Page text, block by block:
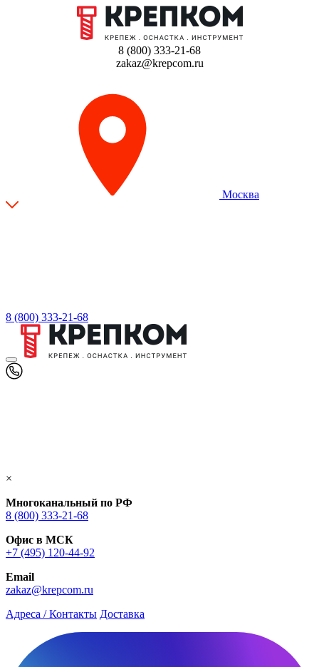
8 (800) 333-21-68
zakaz@krepcom.ru
Москва
8 (800) 333-21-68
×
Многоканальный по РФ
8 (800) 333‑21-68
Офис в МСК
+7 (495) 120-44-92
Email
zakaz@krepcom.ru
Адреса / Контакты Доставка